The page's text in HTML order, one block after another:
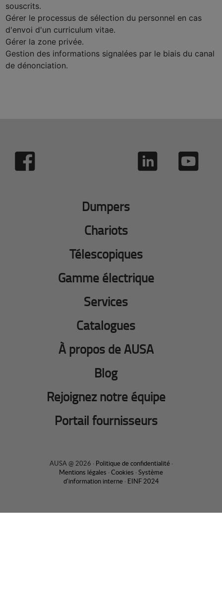
souscrits.
Gérer le processus de sélection du personnel en cas
d'envoi d'un curriculum vitae.
Gérer la zone privée.
Gestion des informations signalées par le biais du canal
de dénonciation.
Dumpers
Chariots
Télescopiques
Gamme électrique
Services
Catalogues
À propos de AUSA
Blog
Rejoignez notre équipe
Portail fournisseurs
AUSA @ 2026 · Politique de confidentialité·
Mentions légales ·Cookies ·Système
d'information interne· EINF 2024